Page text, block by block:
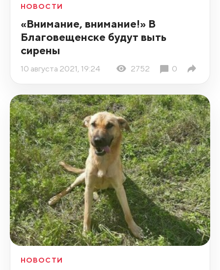
НОВОСТИ
«Внимание, внимание!» В
Благовещенске будут выть
сирены
10 августа 2021, 19:24 2752 0
НОВОСТИ